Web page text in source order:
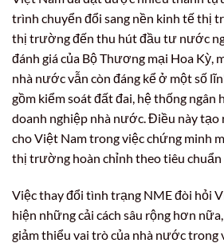
trình chuyển đổi sang nền kinh tế thị
thị trường đến thu hút đầu tư nước
đánh giá của Bộ Thương mại Hoa Kỳ,
nhà nước vẫn còn đáng kể ở một số
gồm kiểm soát đất đai, hệ thống ngân
doanh nghiệp nhà nước. Điều này
cho Việt Nam trong việc chứng minh
thị trường hoàn chỉnh theo tiêu chuẩn
Việc thay đổi tình trạng NME đòi hỏi
hiện những cải cách sâu rộng hơn
giảm thiểu vai trò của nhà nước trong